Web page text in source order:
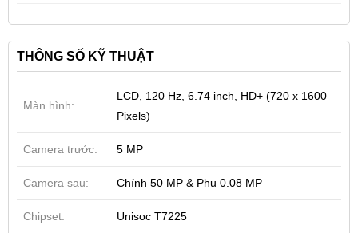
THÔNG SỐ KỸ THUẬT
Màn hình:
LCD, 120 Hz, 6.74 inch, HD+ (720 x 1600
Pixels)
Camera trước: 5 MP
Camera sau: Chính 50 MP & Phụ 0.08 MP
Chipset: Unisoc T7225